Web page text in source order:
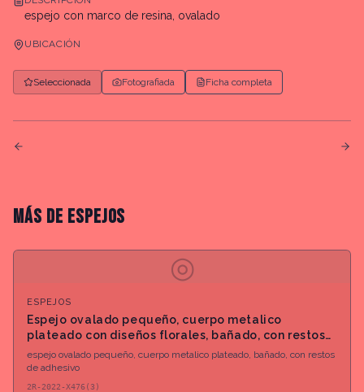
espejo con marco de resina, ovalado
UBICACIÓN
Seleccionada Fotografiada Ficha completa
MÁS DE ESPEJOS
◎
ESPEJOS
Espejo ovalado pequeño, cuerpo metalico
plateado con diseños florales, bañado, con restos
de adhesivo
espejo ovalado pequeño, cuerpo metalico plateado, bañado, con restos
de adhesivo
2R-2022-X476(3)